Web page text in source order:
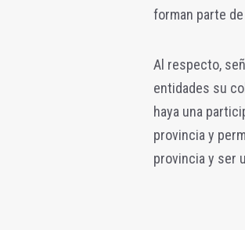
forman parte de
Al respecto,
entidades su
haya una
provincia y
provincia y ser